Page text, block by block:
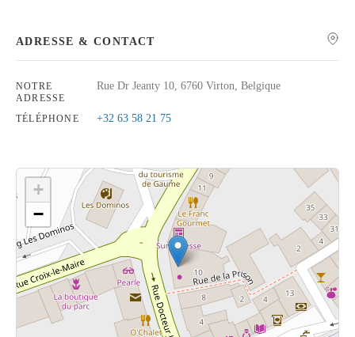
ADRESSE & CONTACT
NOTRE
ADRESSE
Rue Dr Jeanty 10, 6760 Virton, Belgique
TÉLÉPHONE +32 63 58 21 75
Cliquez sur le bouton pour afficher la carte.
Voir la carte
+
−